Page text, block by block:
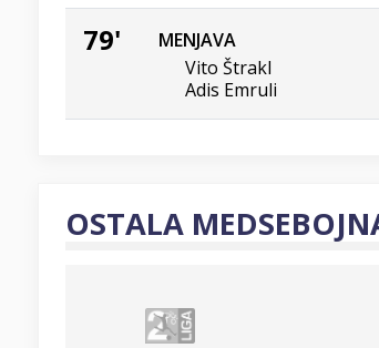
79'
MENJAVA
Vito Štrakl
Adis Emruli
OSTALA